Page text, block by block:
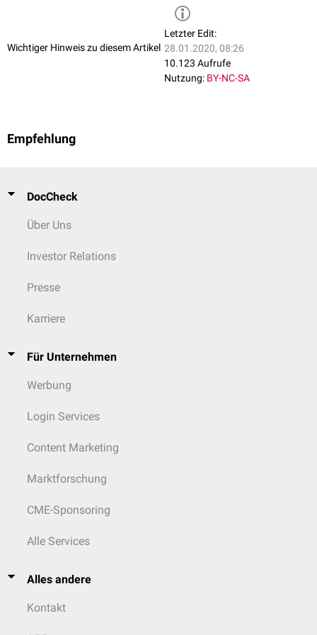
Wichtiger Hinweis zu diesem Artikel
Letzter Edit:
28.01.2020, 08:26
10.123 Aufrufe
Nutzung: BY-NC-SA
Empfehlung
DocCheck
Über Uns
Investor Relations
Presse
Karriere
Für Unternehmen
Werbung
Login Services
Content Marketing
Marktforschung
CME-Sponsoring
Alle Services
Alles andere
Kontakt